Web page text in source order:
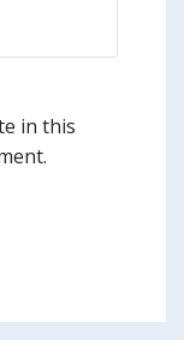
in this